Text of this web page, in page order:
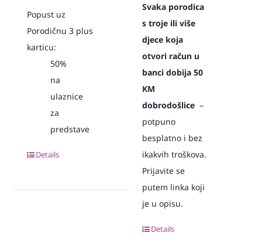
Popust uz
Porodičnu 3 plus
karticu:
50%
na
ulaznice
za
predstave
Details
Svaka porodica
s troje ili više
djece koja
otvori račun u
banci dobija 50
KM
dobrodošlice –
potpuno
besplatno i bez
ikakvih troškova.
Prijavite se
putem linka koji
je u opisu.
Details